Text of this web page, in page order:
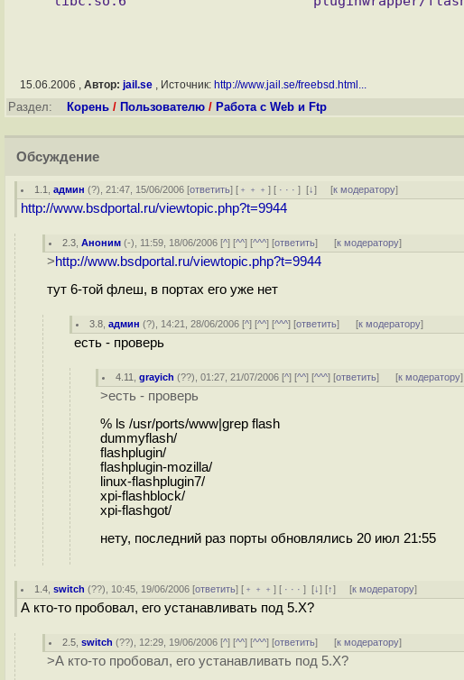
15.06.2006 , Автор: jail.se, Источник: http://www.jail.se/freebsd.html...
Раздел: Корень / Пользователю / Работа с Web и Ftp
Обсуждение
1.1 ,админ (?), 21:47, 15/06/2006 [ответить] [ ﹢﹢﹢] [ · · ·][↓] [к модератору]
http://www.bsdportal.ru/viewtopic.php?t=9944
2.3 ,Аноним (-), 11:59, 18/06/2006 [^] [^^] [^^^] [ответить] [к модератору]
>http://www.bsdportal.ru/viewtopic.php?t=9944
тут 6-той флеш, в портах его уже нет
3.8 ,админ (?), 14:21, 28/06/2006 [^] [^^] [^^^] [ответить] [к модератору]
есть - проверь
4.11 ,grayich (??), 01:27, 21/07/2006 [^] [^^] [^^^] [ответить] [к модератору]
>есть - проверь
% ls /usr/ports/www|grep flash
dummyflash/
flashplugin/
flashplugin-mozilla/
linux-flashplugin7/
xpi-flashblock/
xpi-flashgot/
нету, последний раз порты обновлялись 20 июл 21:55
1.4 ,switch (??), 10:45, 19/06/2006 [ответить] [ ﹢﹢﹢] [ · · ·][↓] [↑] [к модератору]
А кто-то пробовал, его устанавливать под 5.Х?
2.5 ,switch (??), 12:29, 19/06/2006 [^] [^^] [^^^] [ответить] [к модератору]
>А кто-то пробовал, его устанавливать под 5.Х?